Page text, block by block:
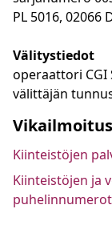
PL 5016, 02066
Välitystiedot
operaattori CGI
välittäjän
Kiinteistöjen
Kiinteistöjen ja
puhelinnumerot